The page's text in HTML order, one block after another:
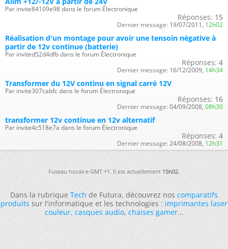
Par invite84109e98 dans le forum Électronique
Réponses: 15
Dernier message: 19/07/2011, 12h02
Réalisation d'un montage pour avoir une tensoin négative à
partir de 12v continue (batterie)
Par invited52d4dfb dans le forum Électronique
Réponses: 4
Dernier message: 16/12/2009, 14h34
Transformer du 12V continu en signal carré 12V
Par invite307cabfc dans le forum Électronique
Réponses: 16
Dernier message: 04/09/2008, 08h30
transformer 12v continue en 12v alternatif
Par invite4c518e7a dans le forum Électronique
Réponses: 4
Dernier message: 24/08/2008, 12h31
Fuseau horaire GMT +1. Il est actuellement15h02.
Dans la rubriqueTechde Futura, découvrez noscomparatifs
produitssur l'informatique et les technologies :imprimantes laser
couleur,casques audio,chaises gamer...